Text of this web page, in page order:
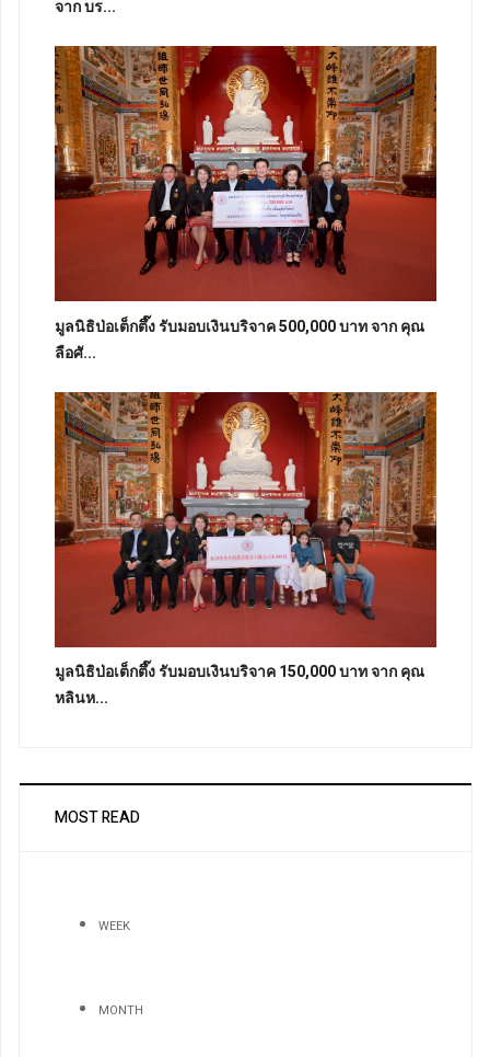
จาก บร...
มูลนิธิป่อเต็กตึ๊ง รับมอบเงินบริจาค 500,000 บาท จาก คุณ
ลือศั...
มูลนิธิป่อเต็กตึ๊ง รับมอบเงินบริจาค 150,000 บาท จาก คุณ
หลินห...
MOST READ
WEEK
MONTH